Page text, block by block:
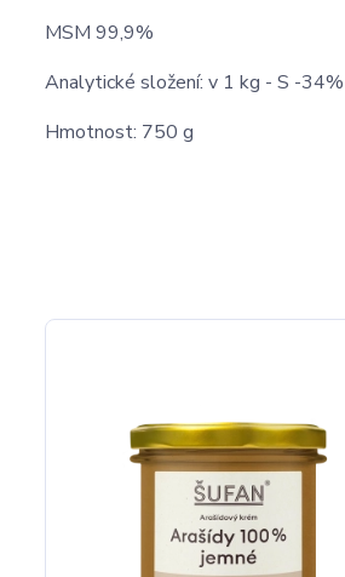
MSM 99,9%
Analytické složení: v 1 kg - S -34%
Hmotnost: 750 g